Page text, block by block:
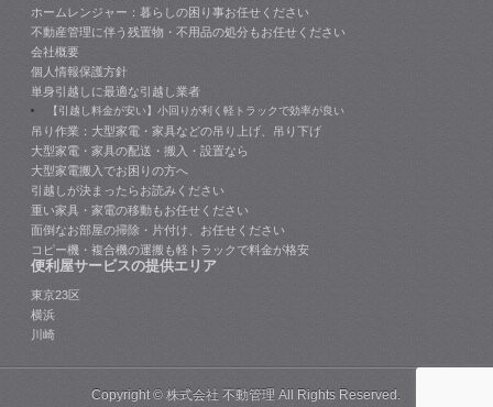
ホームレンジャー：暮らしの困り事お任せください
不動産管理に伴う残置物・不用品の処分もお任せください
会社概要
個人情報保護方針
単身引越しに最適な引越し業者
【引越し料金が安い】小回りが利く軽トラックで効率が良い
吊り作業：大型家電・家具などの吊り上げ、吊り下げ
大型家電・家具の配送・搬入・設置なら
大型家電搬入でお困りの方へ
引越しが決まったらお読みください
重い家具・家電の移動もお任せください
面倒なお部屋の掃除・片付け、お任せください
コピー機・複合機の運搬も軽トラックで料金が格安
便利屋サービスの提供エリア
東京23区
横浜
川崎
Copyright ©株式会社 不動管理 All Rights Reserved.